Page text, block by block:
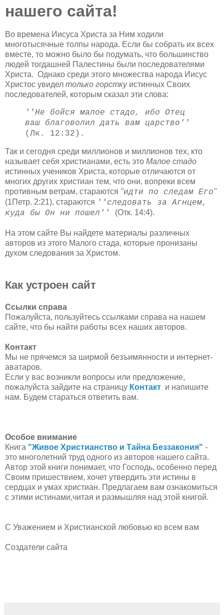
нашего сайта!
Во времена Иисуса Христа за Ним ходили
многотысячные толпы народа. Если бы собрать их всех
вместе, то можно было бы подумать, что большинство
людей тогдашней Палестины были последователями
Христа. Однако среди этого множества народа Иисус
Христос увидел только горсткуистинных Своих
последователей, которым сказал эти слова:
''Не бойся малое стадо, ибо Отец
ваш благоволил дать вам царство''
(Лк. 12:32).
Так и сегодня среди миллионов и миллионов тех, кто
называет себя христианами, есть это Малое стадо
истинных учеников Христа, которые отличаются от
многих других христиан тем, что они, вопреки всем
противным ветрам, стараются "идти по следам Его''
(1Петр. 2:21), стараются ''следовать за Агнцем,
куда бы Он ни пошел'' (Отк. 14:4).
На этом сайте Вы найдете материалы различных
авторов из этого Малого стада, которые пронизаны
духом следования за Христом.
Как устроен сайт
Ссылки справа
Пожалуйста, пользуйтесь ссылками справа на нашем
сайте, что бы найти работы всех наших авторов.
Контакт
Мы не прячемся за ширмой безъимянности и интернет-
аватаров.
Если у вас возникли вопросы или предложение,
пожалуйста зайдите на страницу Контакт и напишите
нам. Будем стараться ответить вам.
Особое внимание
Книга "Живое Христианство и Тайна Беззакония" -
это многолетний труд одного из авторов нашего сайта.
Автор этой книги понимает, что Господь, особенно перед
Своим пришествием, хочет утвердить эти истины в
сердцах и умах христиан. Предлагаем вам ознакомиться
с этими истинами,читая и размышляя над этой книгой.
С Уважением и Христианской любовью ко всем вам
Создатели сайта